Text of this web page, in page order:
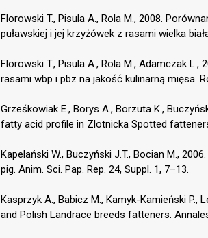
Florowski T., Pisula A., Rola M., 2008.
puławskiej i jej krzyżówek z rasami wielka
Florowski T., Pisula A., Rola M., Adamczak
rasami wbp i pbz na jakość kulinarną mięsa.
Grześkowiak E., Borys A., Borzuta K.,
fatty acid profile in Zlotnicka Spotted
Kapelański W., Buczyński J.T., Bocian M.,
pig. Anim. Sci. Pap. Rep. 24, Suppl. 1, 7–13.
Kasprzyk A., Babicz M., Kamyk-Kamieński
and Polish Landrace breeds fatteners.